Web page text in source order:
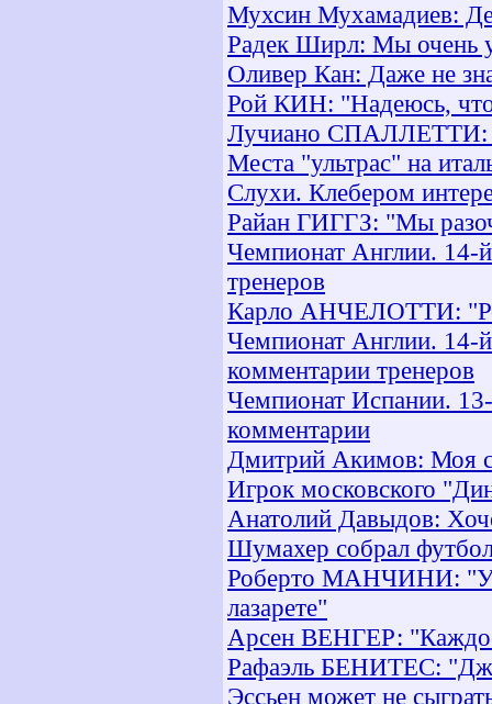
Мухсин Мухамадиев:
Радек Ширл: Мы очень
Оливер Кан: Даже не
Рой КИН: "Надеюсь,
Лучиано СПАЛЛЕТТИ:
Места "ультрас" на
Слухи. Клебером
Райан ГИГГЗ: "Мы
Чемпионат Англии.
тренеров
Карло АНЧЕЛОТТИ:
Чемпионат Англии. 14-
комментарии тренеров
Чемпионат Испании.
комментарии
Дмитрий Акимов: Моя
Игрок московского
Анатолий Давыдов:
Шумахер собрал
Роберто МАНЧИНИ: "У
лазарете"
Арсен ВЕНГЕР:
Рафаэль БЕНИТЕС:
Эссьен может не